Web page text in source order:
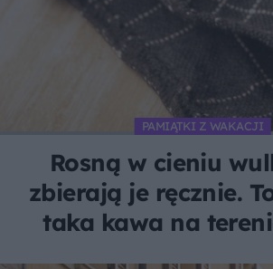
PAMIĄTKI Z WAKACJI
Rosną w cieniu
zbierają je ręcznie.
taka kawa na